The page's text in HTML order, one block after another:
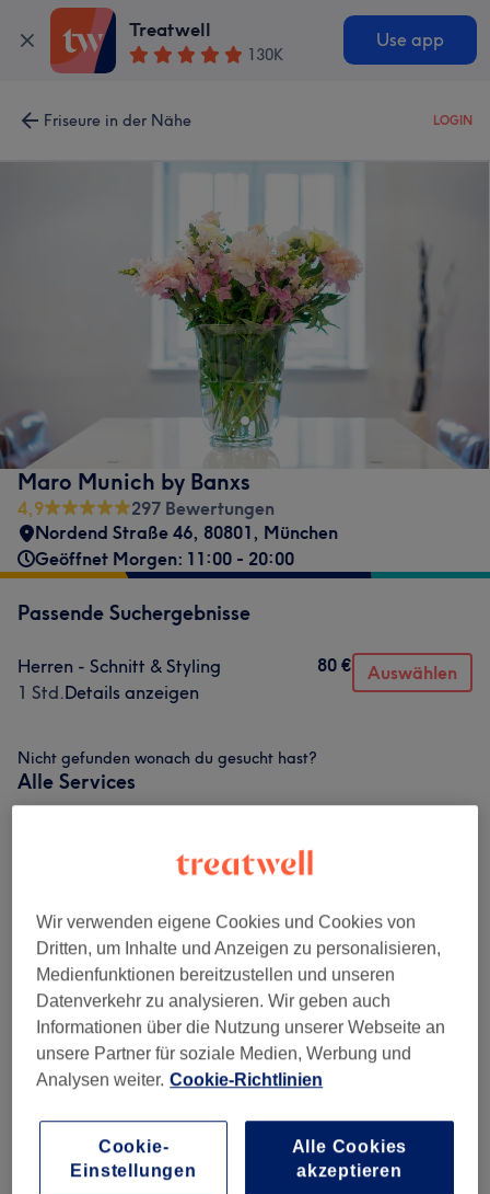
Treatwell
130K
Use app
Friseure in der Nähe LOGIN
Maro Munich by Banxs
4,9
297 Bewertungen
Nordend Straße 46, 80801, München
Geöffnet Morgen: 11:00 - 20:00
Passende Suchergebnisse
Herren - Schnitt & Styling
1 Std.Details anzeigen
80 € Auswählen
Nicht gefunden wonach du gesucht hast?
Alle Services
Damen - Haarschnitte & Stylings (5)
Herren - Haarschnitte & Stylings ( 2)
Salonbewertungen
4,9 297 Bewertungen
Wir verwenden eigene Cookies und Cookies von
Dritten, um Inhalte und Anzeigen zu personalisieren,
Medienfunktionen bereitzustellen und unseren
Datenverkehr zu analysieren. Wir geben auch
Informationen über die Nutzung unserer Webseite an
unsere Partner für soziale Medien, Werbung und
Analysen weiter. Cookie-Richtlinien
Cookie-
Einstellungen
Alle Cookies
akzeptieren